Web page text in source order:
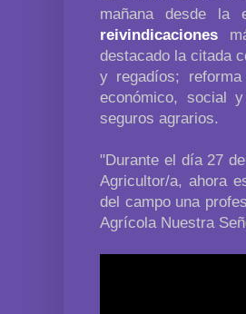
mañana desde la
reivindicaciones
destacado la citada
y regadíos;
económico, social
seguros agrarios.
"Durante el día 27
Agricultor/a, ahora
del campo una
Agrícola Nuestra